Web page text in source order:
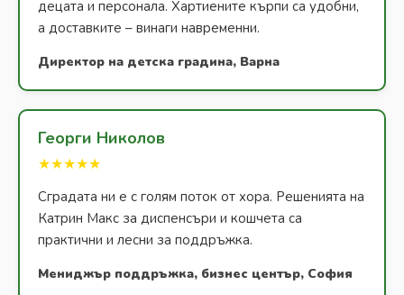
децата и персонала. Хартиените кърпи са удобни,
а доставките – винаги навременни.
Директор на детска градина, Варна
Георги Николов
★★★★★
Сградата ни е с голям поток от хора. Решенията на
Катрин Макс за диспенсъри и кошчета са
практични и лесни за поддръжка.
Мениджър поддръжка, бизнес център, София